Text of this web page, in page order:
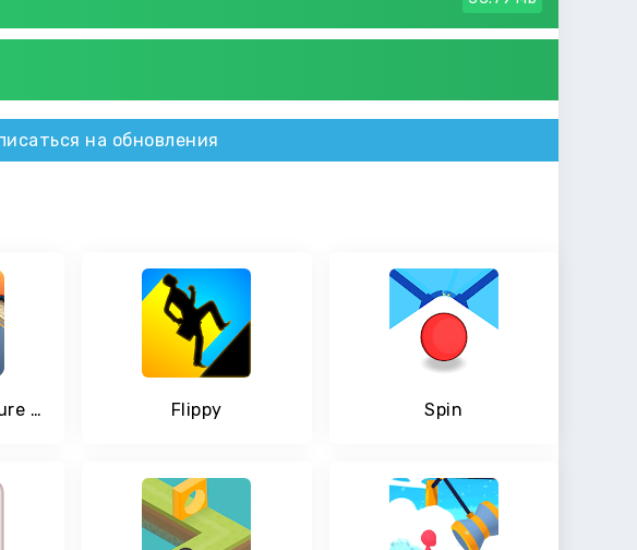
на обновления
Ladybug Adventure Run Flippy Spin